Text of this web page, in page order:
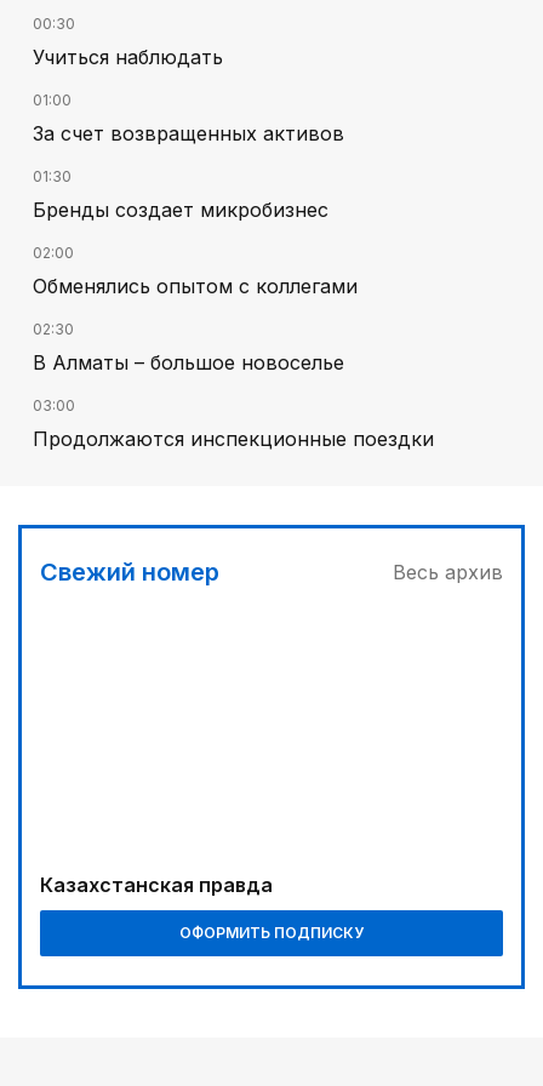
00:30
Учиться наблюдать
01:00
За счет возвращенных активов
01:30
Бренды создает микробизнес
02:00
Обменялись опытом с коллегами
02:30
В Алматы – большое новоселье
03:00
Продолжаются инспекционные поездки
Наш десант на Dota 2, Phygital Football и Phygital
05:30
Каникулы в седле
06:00
Свежий номер Весь архив
Казахстанская правда
ОФОРМИТЬ ПОДПИСКУ